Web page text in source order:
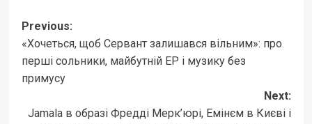
Post
navigation
Previous:
«Хочеться, щоб Сервант залишався вільним»: про
перші сольники, майбутній EP і музику без
примусу
Next:
Jamala в образі Фредді Мерк’юрі, Емінєм в Києві і